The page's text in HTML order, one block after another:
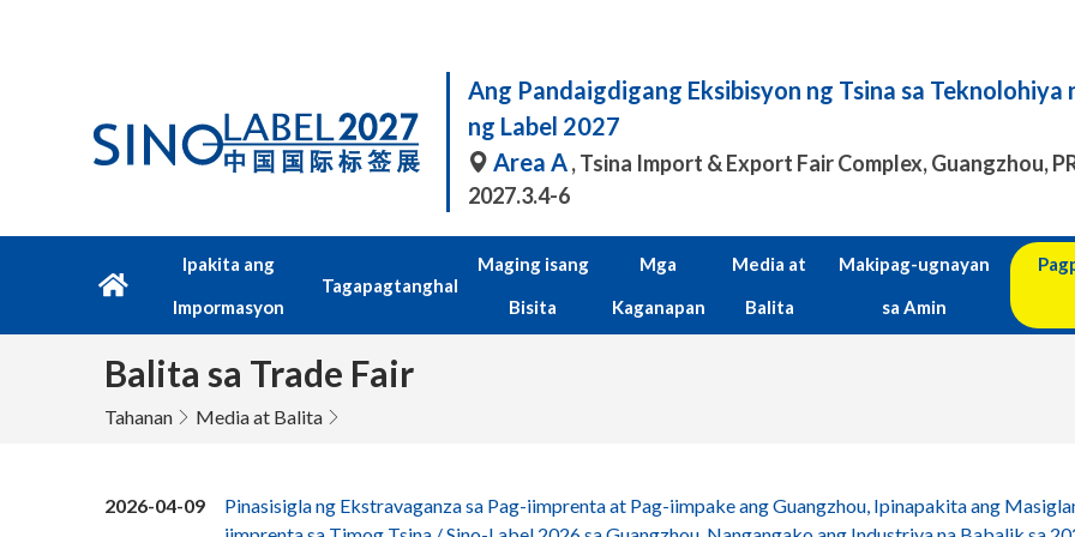
Ang Pandaigdigang Eksibisyon ng Tsina sa
ng Label 2027
Area A, Tsina Import & Export Fair Complex, Guangzhou,
2027.3.4-6
Ipakita ang
Impormasyon
Tagapagtanghal
Maging isang
Bisita
Mga
Kaganapan
Media at
Balita
Makipag-ugnayan
sa Amin
Balita sa Trade Fair
Tahanan Media at Balita
2026-04-09
Pinasisigla ng Ekstravaganza sa Pag-iimprenta at Pag-iimpake ang Guangzhou, Ipinapakita ang